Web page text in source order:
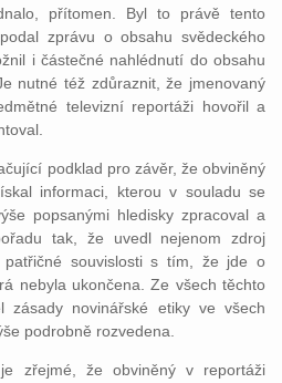
přítomen. Byl to právě tento
zprávu o obsahu svědeckého
i částečné nahlédnutí do obsahu
nutné též zdůraznit, že jmenovaný
televizní reportáži hovořil a
podklad pro závěr, že obviněný
informaci, kterou v souladu se
popsanými hledisky zpracoval a
tak, že uvedl nejenom zdroj
souvislosti s tím, že jde o
nebyla ukončena. Ze všech těchto
zásady novinářské etiky ve všech
podrobně rozvedena.
zřejmé, že obviněný v reportáži